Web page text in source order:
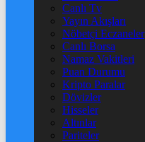
Canlı Tv
Yayın Akışları
Nöbetçi Eczaneler
Canlı Borsa
Namaz Vakitleri
Puan Durumu
Kripto Paralar
Dövizler
Hisseler
Altınlar
Pariteler